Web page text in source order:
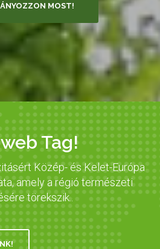
MOST!
Tag!
Közép- és Kelet-Európa
amely a régió természeti
törekszik..